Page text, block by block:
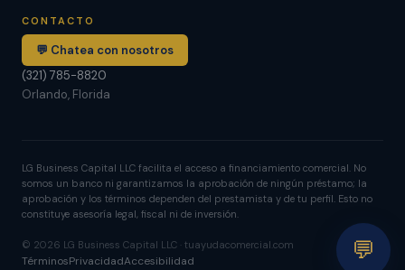
CONTACTO
💬 Chatea con nosotros
(321) 785-8820
Orlando, Florida
LG Business Capital LLC facilita el acceso a financiamiento comercial. No
somos un banco ni garantizamos la aprobación de ningún préstamo; la
aprobación y los términos dependen del prestamista y de tu perfil. Esto no
constituye asesoría legal, fiscal ni de inversión.
© 2026 LG Business Capital LLC · tuayudacomercial.com
TérminosPrivacidadAccesibilidad 💬